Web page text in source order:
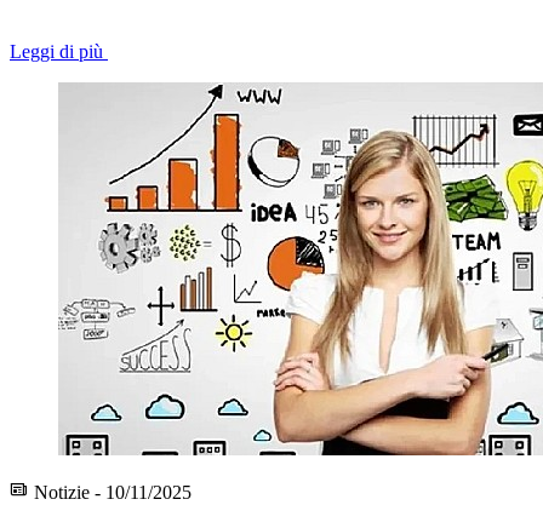
Leggi di più
Notizie - 10/11/2025